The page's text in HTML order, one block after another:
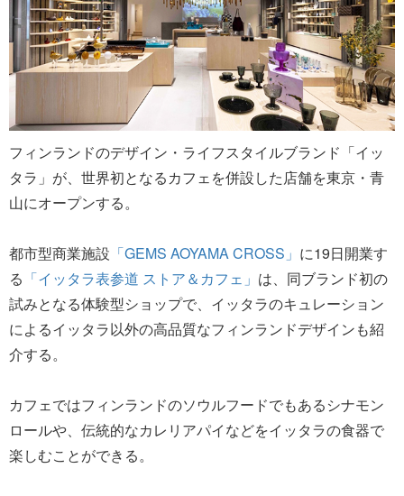
フィンランドのデザイン・ライフスタイルブランド「イッ
タラ」が、世界初となるカフェを併設した店舗を東京・青
山にオープンする。
都市型商業施設 「GEMS AOYAMA CROSS」 に19日開業す
る 「イッタラ表参道 ストア＆カフェ」 は、同ブランド初の
試みとなる体験型ショップで、イッタラのキュレーション
によるイッタラ以外の高品質なフィンランドデザインも紹
介する。
カフェではフィンランドのソウルフードでもあるシナモン
ロールや、伝統的なカレリアパイなどをイッタラの食器で
楽しむことができる。